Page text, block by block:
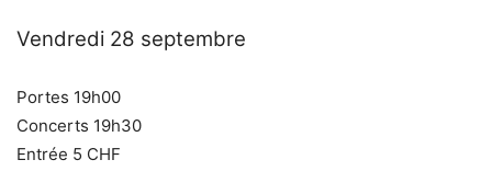
Vendredi 28 septembre
Portes 19h00
Concerts 19h30
Entrée 5 CHF